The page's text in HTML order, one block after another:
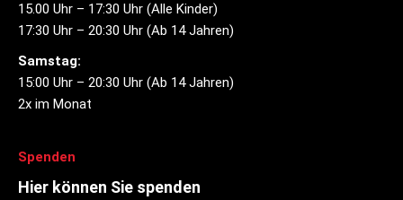
15.00 Uhr – 17:30 Uhr (Alle Kinder)
17:30 Uhr – 20:30 Uhr (Ab 14 Jahren)
Samstag:
15:00 Uhr – 20:30 Uhr (Ab 14 Jahren)
2x im Monat
Spenden
Hier können Sie spenden